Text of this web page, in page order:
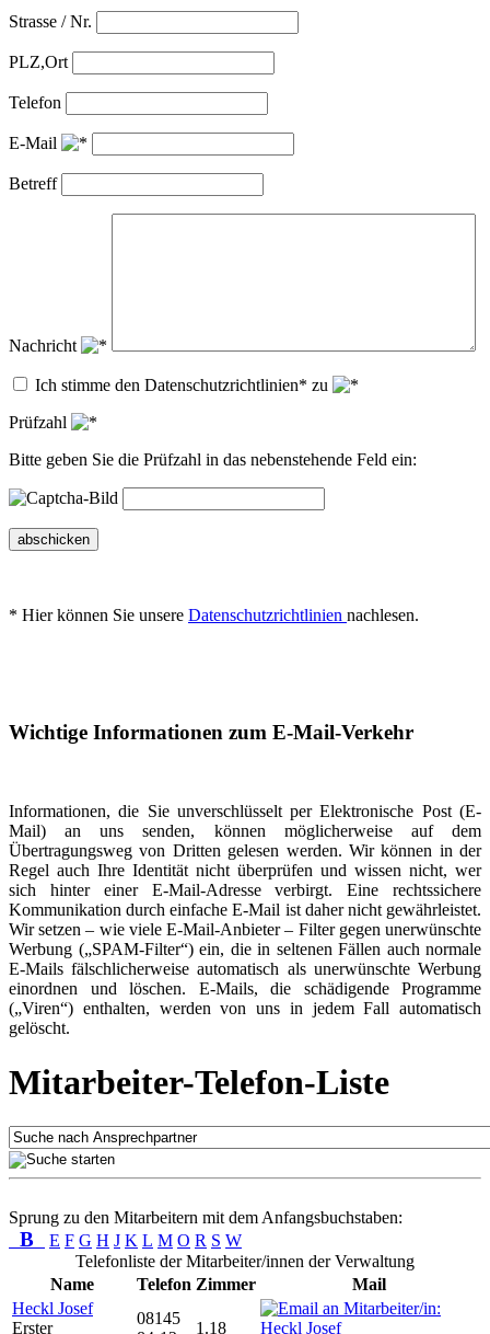
Strasse / Nr.
PLZ,Ort
Telefon
E-Mail
Betreff
Nachricht
Ich stimme den Datenschutzrichtlinien* zu
Prüfzahl
Bitte geben Sie die Prüfzahl in das nebenstehende Feld ein:
abschicken
* Hier können Sie unsere Datenschutzrichtlinien nachlesen.
Wichtige Informationen zum E-Mail-Verkehr
Informationen, die Sie unverschlüsselt per Elektronische Post (E-
Mail) an uns senden, können möglicherweise auf dem
Übertragungsweg von Dritten gelesen werden. Wir können in der
Regel auch Ihre Identität nicht überprüfen und wissen nicht, wer
sich hinter einer E-Mail-Adresse verbirgt. Eine rechtssichere
Kommunikation durch einfache E-Mail ist daher nicht gewährleistet.
Wir setzen – wie viele E-Mail-Anbieter – Filter gegen unerwünschte
Werbung („SPAM-Filter“) ein, die in seltenen Fällen auch normale
E-Mails fälschlicherweise automatisch als unerwünschte Werbung
einordnen und löschen. E-Mails, die schädigende Programme
(„Viren“) enthalten, werden von uns in jedem Fall automatisch
gelöscht.
Mitarbeiter-Telefon-Liste
Sprung zu den Mitarbeitern mit dem Anfangsbuchstaben:
B E F G H J K L M O R S W
Telefonliste der Mitarbeiter/innen der Verwaltung
Name
Telefon Zimmer
Mail
Heckl Josef
Erster
08145
1.18